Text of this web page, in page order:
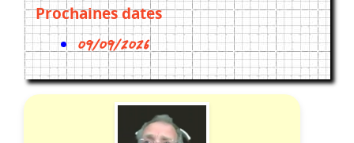
Prochaines dates
09/09/2026